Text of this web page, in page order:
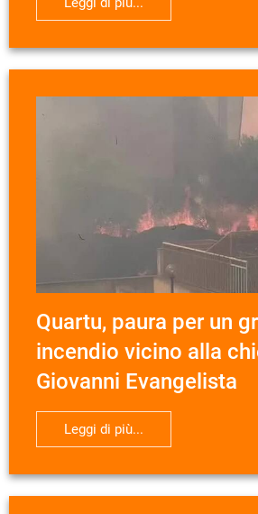
Quartu, paura per un
incendio vicino alla
Giovanni Evangelista
Leggi di più...